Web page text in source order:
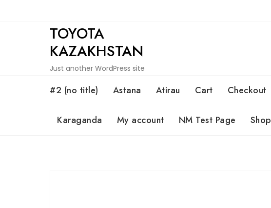
TOYOTA
KAZAKHSTAN
Just another WordPress site
#2 (no title) Astana Atirau Cart Checkout
Karaganda My account NM Test Page Shop